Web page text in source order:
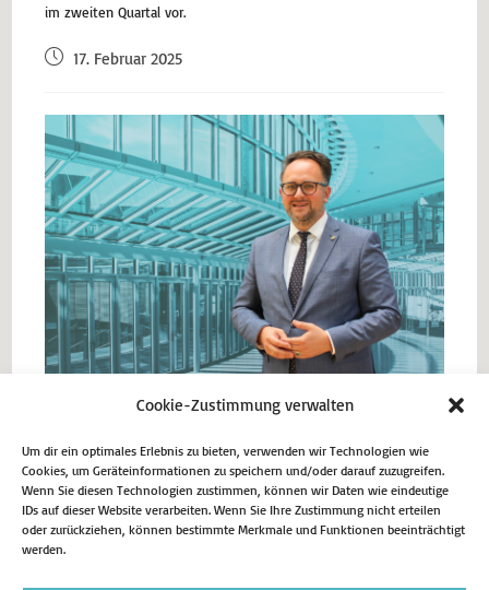
Cookie-Zustimmung verwalten
Um dir ein optimales Erlebnis zu bieten, verwenden wir Technologien wie
Cookies, um Geräteinformationen zu speichern und/oder darauf zuzugreifen.
Wenn Sie diesen Technologien zustimmen, können wir Daten wie eindeutige
IDs auf dieser Website verarbeiten. Wenn Sie Ihre Zustimmung nicht erteilen
oder zurückziehen, können bestimmte Merkmale und Funktionen beeinträchtigt
werden.
im zweiten Quartal vor.
17. Februar 2025
Vorheriger Beitrag
80. Jahrestag der Befreiung des Konzentrationslagers
Auschwitz